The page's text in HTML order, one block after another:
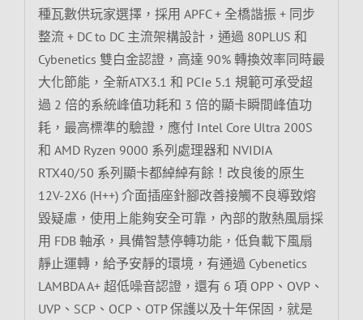
種瓦數供玩家選擇，採用 APFC + 全橋諧振 + 同步
整流 + DC to DC 主流架構設計，通過 80PLUS 和
Cybenetics 雙白金認證，高達 90% 轉換效率同時最
大化節能，全新ATX3.1 和 PCIe 5.1 規範可承受超
過 2 倍的系統峰值功耗和 3 倍的顯卡瞬間峰值功
耗，最高標準的驗證，應付 Intel Core Ultra 200S
和 AMD Ryzen 9000 系列處理器和 NVIDIA
RTX40/50 系列顯卡都綽綽有餘！改良後的原生
12V-2X6 (H++) 介面插座針腳改善接觸不良導致熔
毀疑慮，使用上能夠安全可靠，內部的散熱風扇採
用 FDB 軸承，具備智慧停轉功能，低負載下風扇
靜止運轉，給予安靜的環境，有通過 Cybenetics
LAMBDA A+ 超低噪音認證，還有 6 項 OPP、OVP、
UVP、SCP、OCP、OTP 保護以及十年保固，就是